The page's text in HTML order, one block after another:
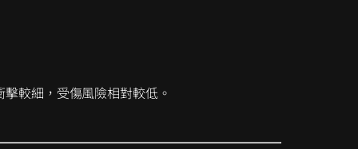
較細，受傷風險相對較低。